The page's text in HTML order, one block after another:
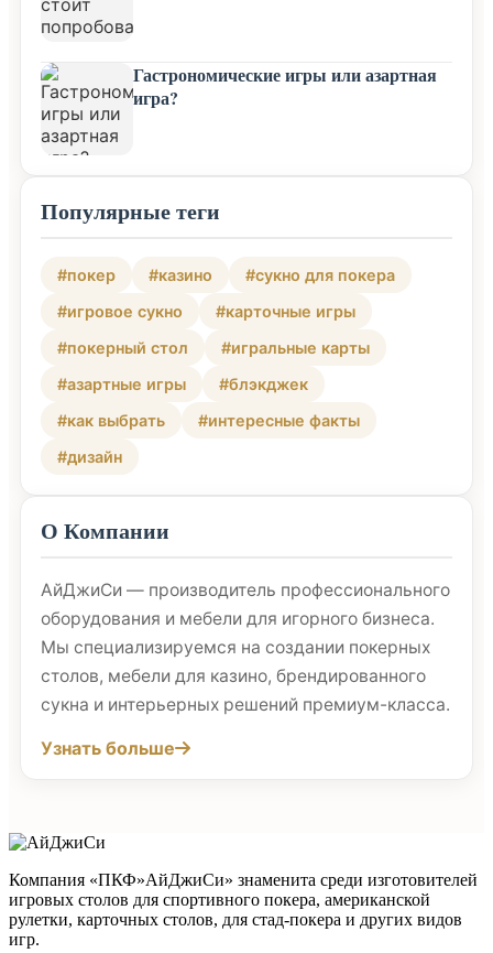
Гастрономические игры или азартная
игра?
Популярные теги
#покер #казино
#сукно для покера
#игровое сукно
#карточные игры
#покерный стол
#игральные карты
#азартные игры
#блэкджек
#как выбрать
#интересные факты
#дизайн
О Компании
АйДжиСи — производитель профессионального
оборудования и мебели для игорного бизнеса.
Мы специализируемся на создании покерных
столов, мебели для казино, брендированного
сукна и интерьерных решений премиум-класса.
Узнать больше
Компания «ПКФ»АйДжиСи» знаменита среди изготовителей
игровых столов для спортивного покера, американской
рулетки, карточных столов, для стад-покера и других видов
игр.